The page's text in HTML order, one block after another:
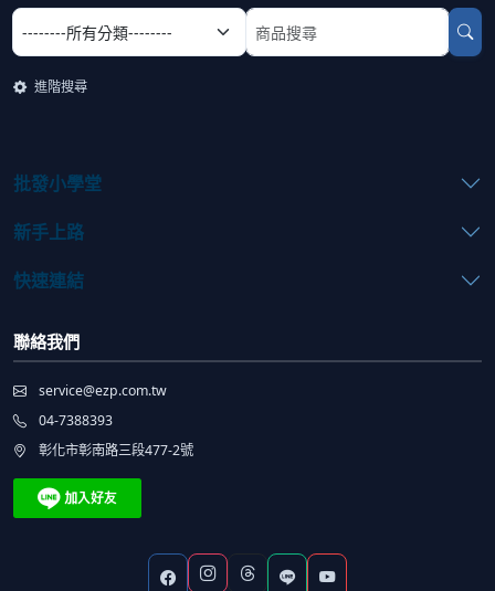
選擇商品分類
搜尋商品關鍵字
進階搜尋
批發小學堂
新手上路
快速連結
聯絡我們
service@ezp.com.tw
04-7388393
彰化市彰南路三段477-2號